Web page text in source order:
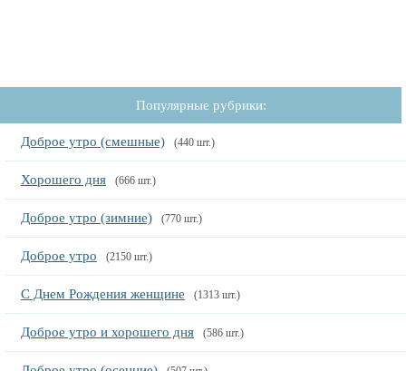
Популярные рубрики:
Доброе утро (смешные) (440 шт.)
Хорошего дня (666 шт.)
Доброе утро (зимние) (770 шт.)
Доброе утро (2150 шт.)
С Днем Рождения женщине (1313 шт.)
Доброе утро и хорошего дня (586 шт.)